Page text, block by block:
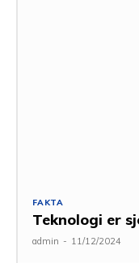
FAKTA
Teknologi er
admin - 11/12/2024